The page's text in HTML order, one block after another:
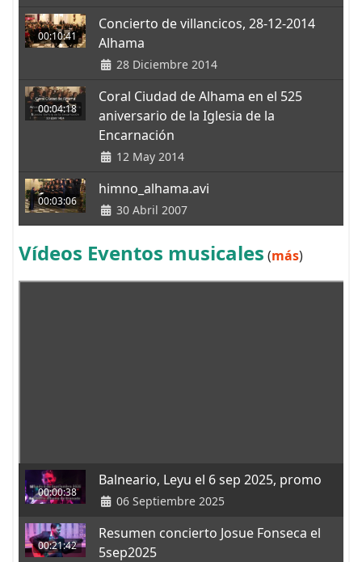
00:10:41
Concierto de villancicos, 28-12-2014
Alhama
28 Diciembre 2014
00:04:18
Coral Ciudad de Alhama en el 525
aniversario de la Iglesia de la
Encarnación
12 May 2014
00:03:06
himno_alhama.avi
30 Abril 2007
Vídeos Eventos musicales (más)
00:00:38
Balneario, Leyu el 6 sep 2025, promo
06 Septiembre 2025
00:21:42
Resumen concierto Josue Fonseca el
5sep2025